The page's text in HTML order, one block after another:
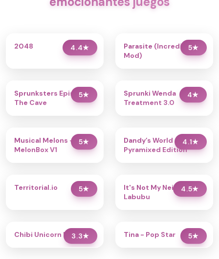
4.4★
2048 5★
Parasite (Incredibox
Mod)
5★
Sprunksters Episode 2:
The Cave
4★
Sprunki Wenda
Treatment 3.0
5★
Musical Melons –
MelonBox V1
4.1★
Dandy’s World
Pyramixed Edition
5★
Territorial.io 4.5★
It's Not My Neighbor:
Labubu
3.3★
Chibi Unicorn Dress Up 5★
Tina - Pop Star